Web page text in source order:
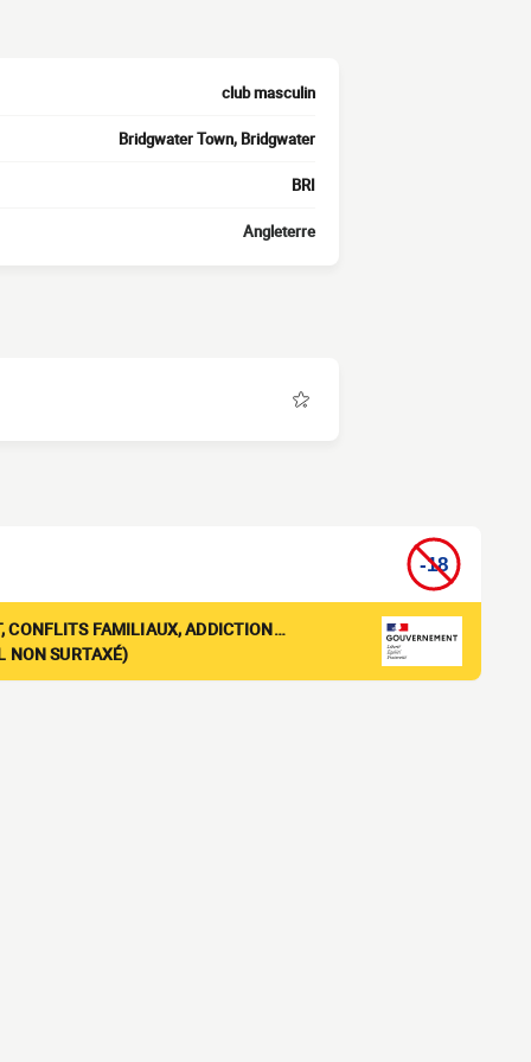
club masculin
Bridgwater Town, Bridgwater
BRI
Angleterre
CONFLITS FAMILIAUX, ADDICTION…
NON SURTAXÉ)